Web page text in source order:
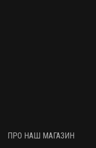
ПРО НАШ МАГАЗИН